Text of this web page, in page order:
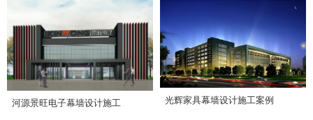
河源景旺电子幕墙设计施工 光辉家具幕墙设计施工案例